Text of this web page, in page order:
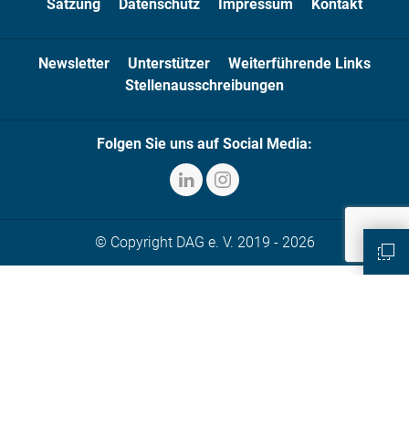
Satzung Datenschutz Impressum Kontakt
Newsletter Unterstützer
Weiterführende Links
Stellenausschreibungen
Folgen Sie uns auf Social Media:
© Copyright DAG e. V. 2019 - 2026